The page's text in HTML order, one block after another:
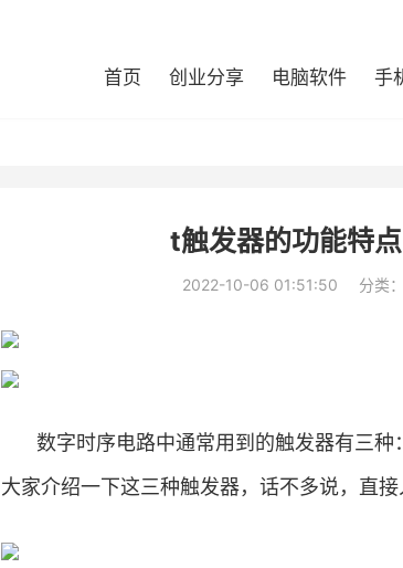
首页 创业分享 电脑软件 手
t触发器的功能特
2022-10-06 01:51:50 分类：
数字时序电路中通常用到的触发器有三
大家介绍一下这三种触发器，话不多说，直接